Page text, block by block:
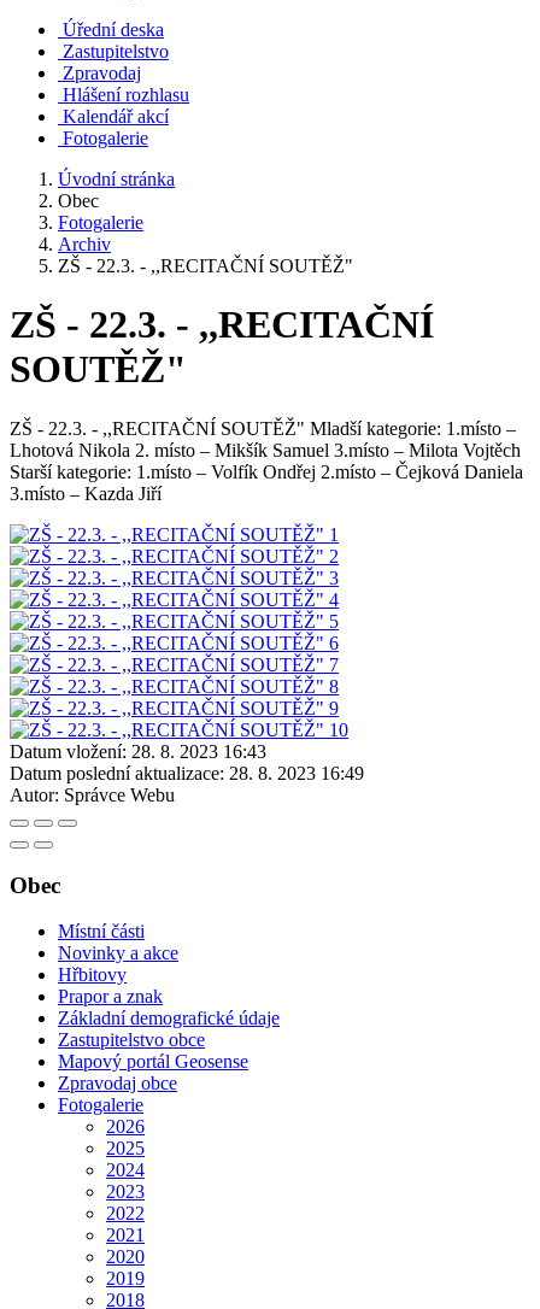
Úřední deska
Zastupitelstvo
Zpravodaj
Hlášení rozhlasu
Kalendář akcí
Fotogalerie
Úvodní stránka
Obec
Fotogalerie
Archiv
ZŠ - 22.3. - ,,RECITAČNÍ SOUTĚŽ"
ZŠ - 22.3. - ,,RECITAČNÍ
SOUTĚŽ"
ZŠ - 22.3. - ,,RECITAČNÍ SOUTĚŽ" Mladší kategorie: 1.místo –
Lhotová Nikola 2. místo – Mikšík Samuel 3.místo – Milota Vojtěch
Starší kategorie: 1.místo – Volfík Ondřej 2.místo – Čejková Daniela
3.místo – Kazda Jiří
Datum vložení: 28. 8. 2023 16:43
Datum poslední aktualizace: 28. 8. 2023 16:49
Autor: Správce Webu
Obec
Místní části
Novinky a akce
Hřbitovy
Prapor a znak
Základní demografické údaje
Zastupitelstvo obce
Mapový portál Geosense
Zpravodaj obce
Fotogalerie
2026
2025
2024
2023
2022
2021
2020
2019
2018